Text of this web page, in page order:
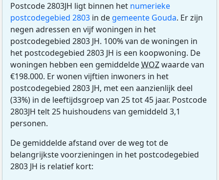
Postcode 2803JH ligt binnen het numerieke
postcodegebied 2803 in de gemeente Gouda. Er zijn
negen adressen en vijf woningen in het
postcodegebied 2803 JH. 100% van de woningen in
het postcodegebied 2803 JH is een koopwoning. De
woningen hebben een gemiddeldeWOZwaarde van
€198.000. Er wonen vijftien inwoners in het
postcodegebied 2803 JH, met een aanzienlijk deel
(33%) in de leeftijdsgroep van 25 tot 45 jaar. Postcode
2803JH telt 25 huishoudens van gemiddeld 3,1
personen.
De gemiddelde afstand over de weg tot de
belangrijkste voorzieningen in het postcodegebied
2803 JH is relatief kort: